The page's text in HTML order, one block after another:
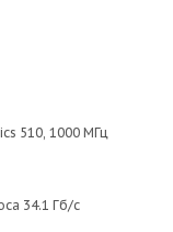
510, 1000 МГц
34.1 Гб/с